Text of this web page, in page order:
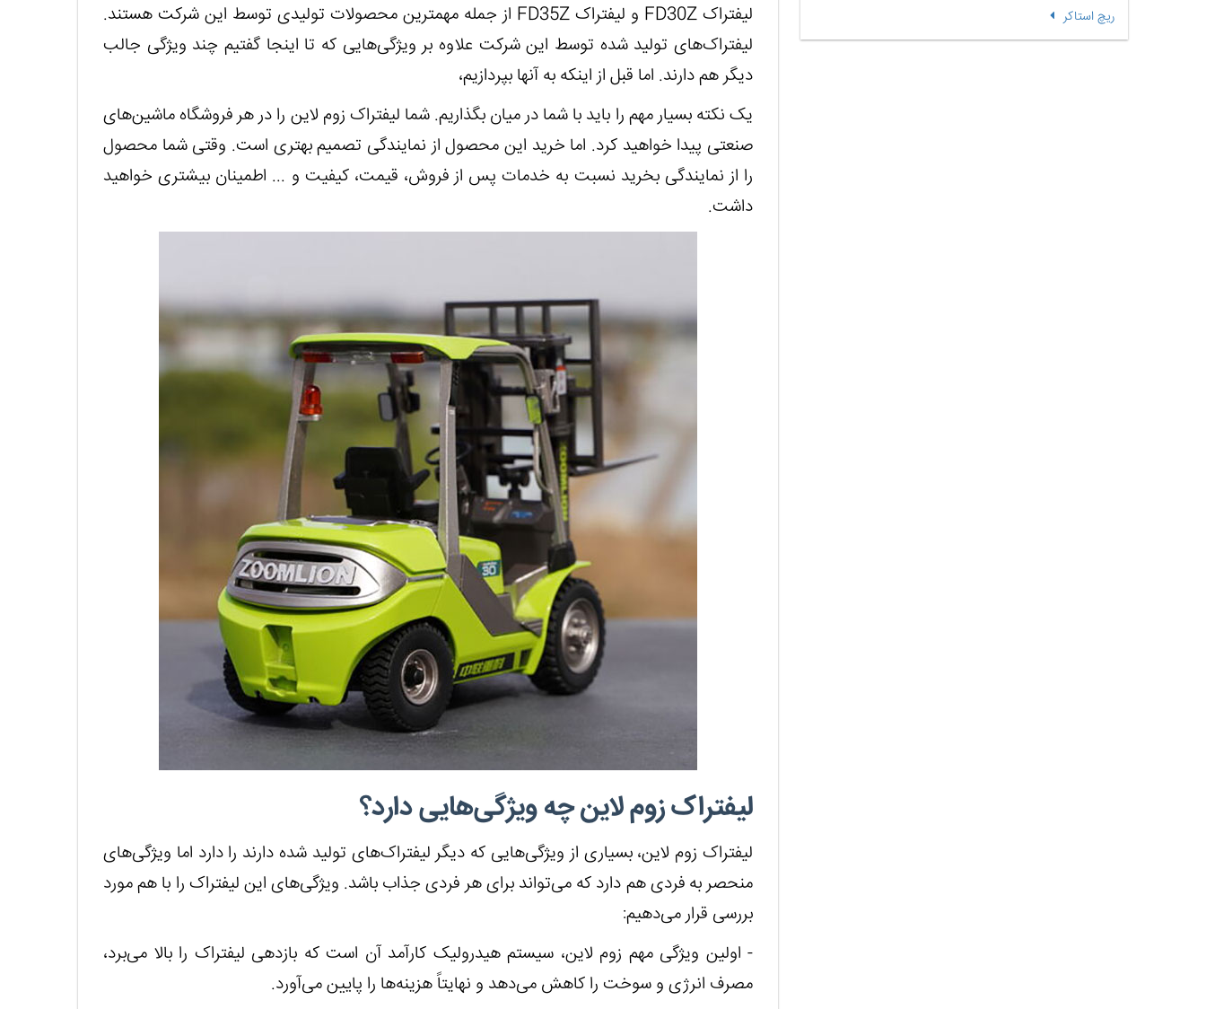
لیفتراک FD30Z و لیفتراک FD35Z از جمله مهمترین محصولات تولیدی توسط این شرکت هستند.
لیفتراک‌های تولید شده توسط این شرکت علاوه بر ویژگی‌هایی که تا اینجا گفتیم چند ویژگی جالب
دیگر هم دارند. اما قبل از اینکه به آنها بپردازیم،
یک نکته بسیار مهم را باید با شما در میان بگذاریم. شما لیفتراک زوم لاین را در هر فروشگاه ماشین‌های
صنعتی پیدا خواهید کرد. اما خرید این محصول از نمایندگی تصمیم بهتری است. وقتی شما محصول
را از نمایندگی بخرید نسبت به خدمات پس از فروش، قیمت، کیفیت و ... اطمینان بیشتری خواهید
داشت.
لیفتراک زوم لاین چه ویژگی‌هایی دارد؟
لیفتراک زوم لاین، بسیاری از ویژگی‌هایی که دیگر لیفتراک‌های تولید شده دارند را دارد اما ویژگی‌های
منحصر به فردی هم دارد که می‌تواند برای هر فردی جذاب باشد. ویژگی‌های این لیفتراک را با هم مورد
بررسی قرار می‌دهیم:
- اولین ویژگی مهم زوم لاین، سیستم هیدرولیک کارآمد آن است که بازدهی لیفتراک را بالا می‌برد،
مصرف انرژی و سوخت را کاهش می‌دهد و نهایتاً هزینه‌ها را پایین می‌آورد.
ریچ استاکر